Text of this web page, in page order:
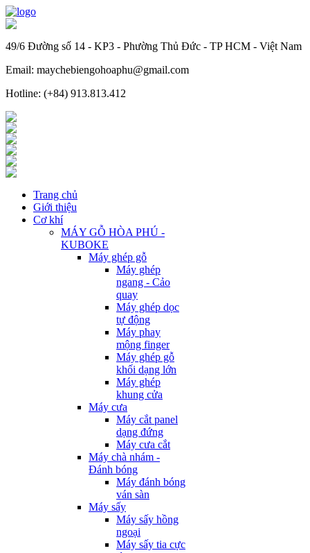
49/6 Đường số 14 - KP3 - Phường Thủ Đức - TP HCM - Việt Nam
Email: maychebiengohoaphu@gmail.com
Hotline: (+84) 913.813.412
Trang chủ
Giới thiệu
Cơ khí
MÁY GỖ HÒA PHÚ -
KUBOKE
Máy ghép gỗ
Máy ghép
ngang - Cảo
quay
Máy ghép dọc
tự động
Máy phay
mộng finger
Máy ghép gỗ
khối dạng lớn
Máy ghép
khung cửa
Máy cưa
Máy cắt panel
dạng đứng
Máy cưa cắt
Máy chà nhám -
Đánh bóng
Máy đánh bóng
ván sàn
Máy sấy
Máy sấy hồng
ngoại
Máy sấy tia cực